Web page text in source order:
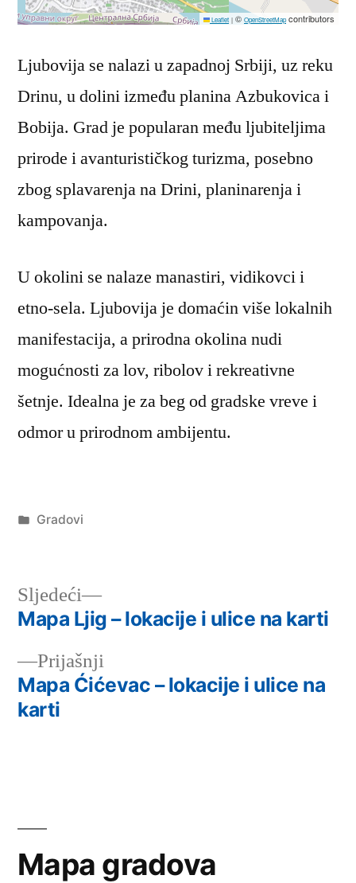
Leaflet | © OpenStreetMapcontributors
Ljubovija se nalazi u zapadnoj Srbiji, uz reku
Drinu, u dolini između planina Azbukovica i
Bobija. Grad je popularan među ljubiteljima
prirode i avanturističkog turizma, posebno
zbog splavarenja na Drini, planinarenja i
kampovanja.
U okolini se nalaze manastiri, vidikovci i
etno-sela. Ljubovija je domaćin više lokalnih
manifestacija, a prirodna okolina nudi
mogućnosti za lov, ribolov i rekreativne
šetnje. Idealna je za beg od gradske vreve i
odmor u prirodnom ambijentu.
Објављено
Gradovi
Кретање
чланка
PrijašnjiПретходни
чланак:
Mapa Ćićevac – lokacije i ulice na
karti
Sljedeći
Следећи
чланак:
Mapa Ljig – lokacije i ulice na karti
Mapa gradova